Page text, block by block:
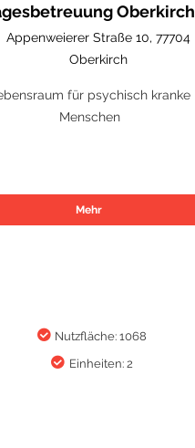
Oberkirch
Appenweierer Straße 10, 77704
Oberkirch
für psychisch kranke
Menschen
Mehr
Nutzfläche: 1068
Einheiten: 2